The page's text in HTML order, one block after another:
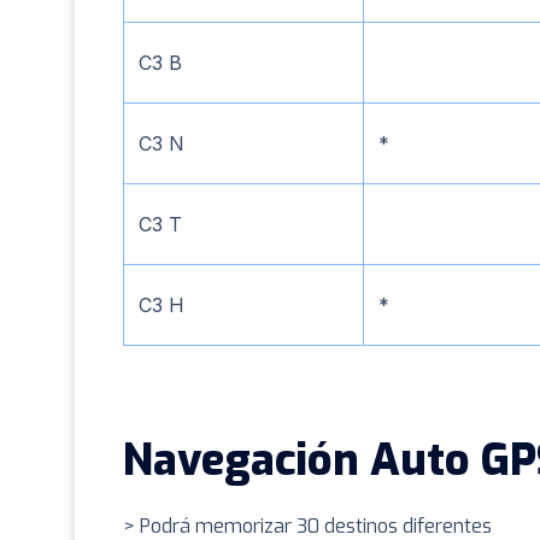
C3 B
C3 N *
C3 T
C3 H *
Navegación Auto
> Podrá memorizar 30 destinos diferentes